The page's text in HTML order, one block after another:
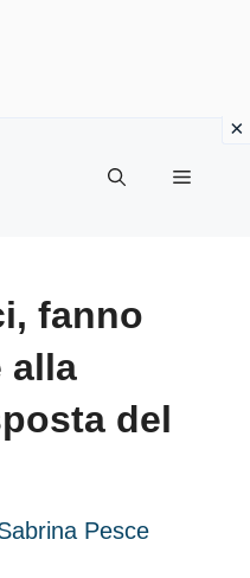
Menu
fanno
alla
del
Pesce